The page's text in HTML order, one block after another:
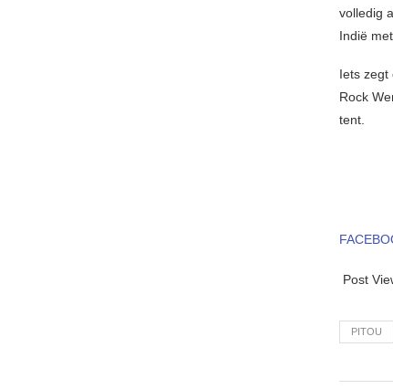
volledig
Indië
Iets zegt
Rock
tent.
Post
PITOU